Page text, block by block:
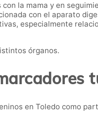
la mama y en
con el aparato
especialmente
órganos.
en Toledo como